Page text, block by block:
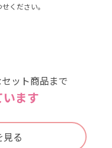
ください。
ット商品まで
ます
る